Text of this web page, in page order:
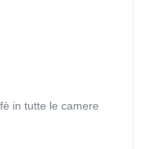
in tutte le camere